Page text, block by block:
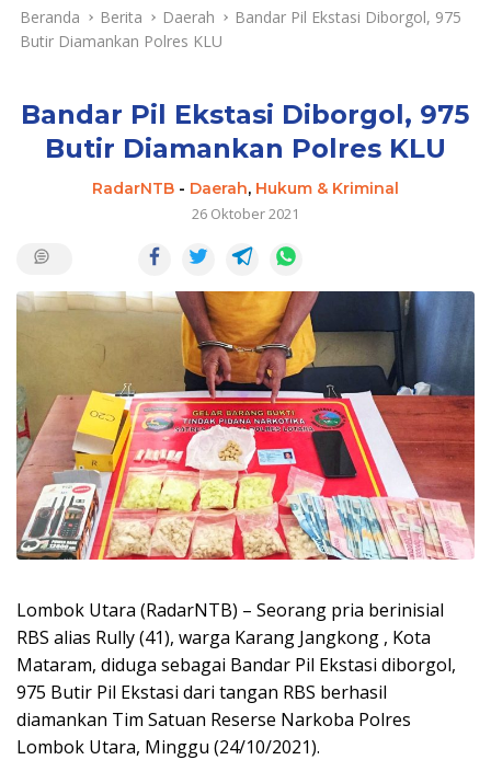
Beranda Berita Daerah
Bandar Pil Ekstasi Diborgol, 975
Butir Diamankan Polres KLU
Bandar Pil Ekstasi Diborgol, 975
Butir Diamankan Polres KLU
RadarNTB - Daerah, Hukum & Kriminal
26 Oktober 2021
Lombok Utara (RadarNTB) – Seorang pria berinisial
RBS alias Rully (41), warga Karang Jangkong , Kota
Mataram, diduga sebagai Bandar Pil Ekstasi diborgol,
975 Butir Pil Ekstasi dari tangan RBS berhasil
diamankan Tim Satuan Reserse Narkoba Polres
Lombok Utara, Minggu (24/10/2021).